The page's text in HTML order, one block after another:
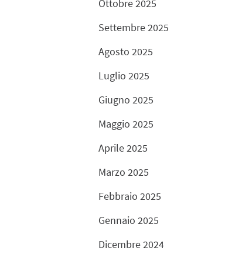
Ottobre 2025
Settembre 2025
Agosto 2025
Luglio 2025
Giugno 2025
Maggio 2025
Aprile 2025
Marzo 2025
Febbraio 2025
Gennaio 2025
Dicembre 2024